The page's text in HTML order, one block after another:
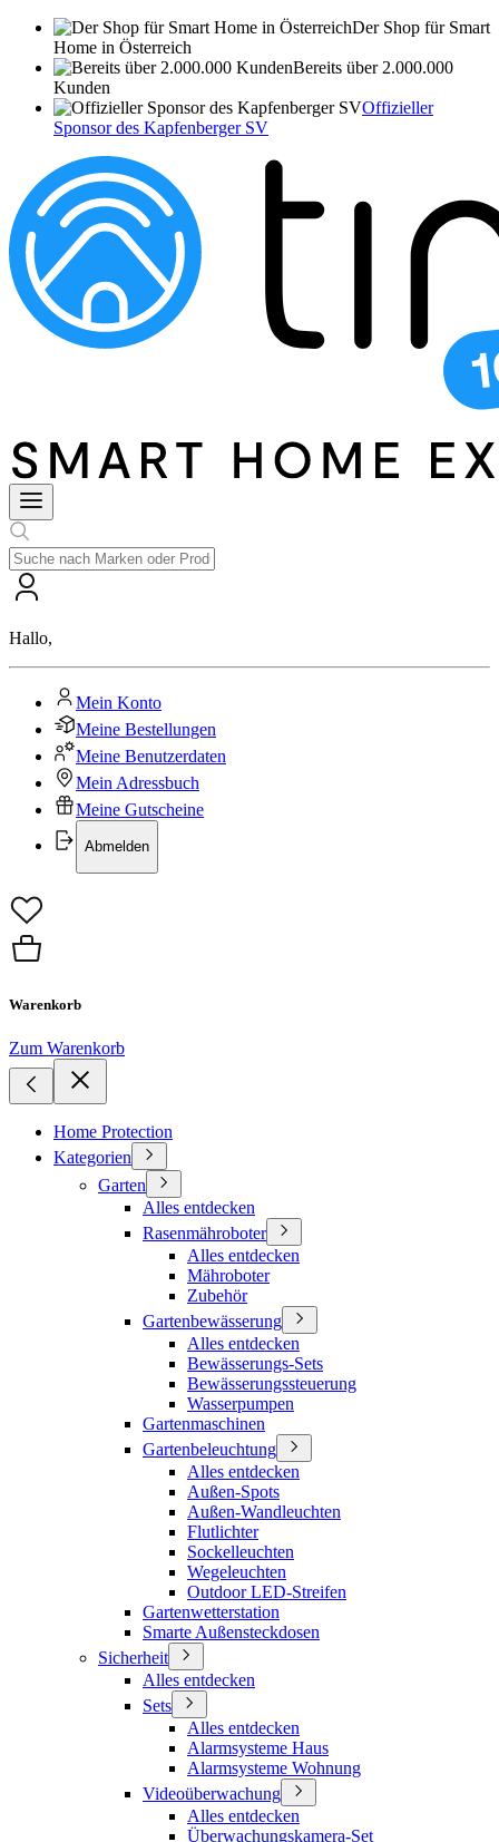
Der Shop für Smart
Home in Österreich
Bereits über 2.000.000
Kunden
Offizieller
Sponsor des Kapfenberger SV
Hallo,
Mein Konto
Meine Bestellungen
Meine Benutzerdaten
Mein Adressbuch
Meine Gutscheine
Abmelden
Warenkorb
Zum Warenkorb
Home Protection
Kategorien
Garten
Alles entdecken
Rasenmähroboter
Alles entdecken
Mähroboter
Zubehör
Gartenbewässerung
Alles entdecken
Bewässerungs-Sets
Bewässerungssteuerung
Wasserpumpen
Gartenmaschinen
Gartenbeleuchtung
Alles entdecken
Außen-Spots
Außen-Wandleuchten
Flutlichter
Sockelleuchten
Wegeleuchten
Outdoor LED-Streifen
Gartenwetterstation
Smarte Außensteckdosen
Sicherheit
Alles entdecken
Sets
Alles entdecken
Alarmsysteme Haus
Alarmsysteme Wohnung
Videoüberwachung
Alles entdecken
Überwachungskamera-Set